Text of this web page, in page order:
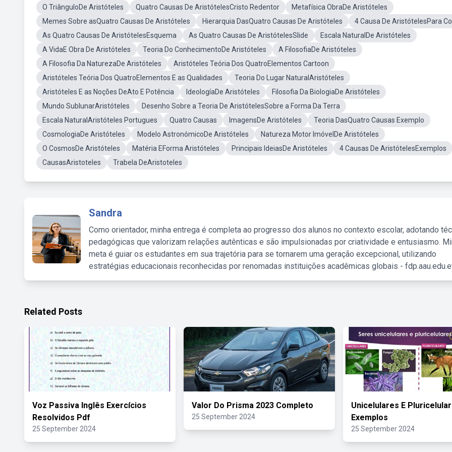
O TriânguloDe Aristóteles Quatro Causas De AristótelesCristo Redentor
Metafísica ObraDe Aristóteles
Memes Sobre asQuatro Causas De Aristóteles
Hierarquia DasQuatro Causas De Aristóteles
4 Causa De AristótelesPara
As Quatro Causas De AristótelesEsquema
As Quatro Causas De AristótelesSlide
Escala NaturalDe Aristóteles
A VidaE Obra De Aristóteles
Teoria Do ConhecimentoDe Aristóteles
A FilosofiaDe Aristóteles
A Filosofia Da NaturezaDe Aristóteles
Aristóteles Teória Dos QuatroElementos Cartoon
Aristóteles Teória Dos QuatroElementos E as Qualidades
Teoria Do Lugar NaturalAristóteles
Aristóteles E as Noções DeAto E Potência
IdeologíaDe Aristóteles
Filosofia Da BiologiaDe Aristóteles
Mundo SublunarAristóteles
Desenho Sobre a Teoria De AristótelesSobre a Forma Da Terra
Escala NaturalAristóteles Portugues
Quatro Causas ImagensDe Aristóteles
Teoria DasQuatro Causas Exemplo
CosmologiaDe Aristóteles
Modelo AstronómicoDe Aristóteles
Natureza Motor ImóvelDe Aristóteles
O CosmosDe Aristóteles
Matéria EForma Aristóteles Principais IdeiasDe Aristóteles
4 Causas De AristótelesExemplos
CausasAristoteles
Trabela DeAristoteles
Sandra
Como orientador, minha entrega é completa ao progresso dos alunos no contexto escolar, adotando
pedagógicas que valorizam relações autênticas e são impulsionadas por criatividade e entusiasmo.
meta é guiar os estudantes em sua trajetória para se tornarem uma geração excepcional, utilizando
estratégias educacionais reconhecidas por renomadas instituições acadêmicas globais -
Related Posts
Voz Passiva Inglês Exercícios
Resolvidos Pdf
25 September 2024
Valor Do Prisma 2023 Completo
25 September 2024
Unicelulares E
Exemplos
25 September 2024